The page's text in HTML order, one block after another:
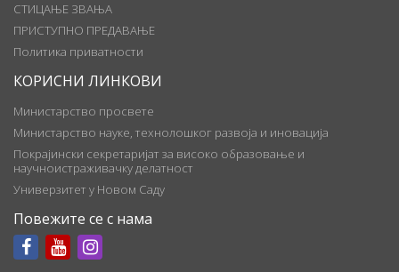
СТИЦАЊЕ ЗВАЊА
ПРИСТУПНО ПРЕДАВАЊЕ
Политика приватности
КОРИСНИ ЛИНКОВИ
Министарство просвете
Министарство науке, технолошког развоја и иновација
Покрајински секретаријат за високо образовање и
научноистраживачку делатност
Универзитет у Новом Саду
Повежите се с нама